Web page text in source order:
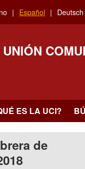
Español Deutsch
UNIÓN
ES LA UCI?
de